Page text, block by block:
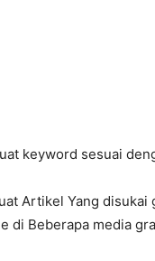
keyword sesuai
Artikel Yang disukai
di Beberapa media